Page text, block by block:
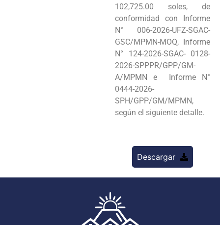
102,725.00 soles, de
conformidad con Informe
N° 006-2026-UFZ-SGAC-
GSC/MPMN-MOQ, Informe
N° 124-2026-SGAC- 0128-
2026-SPPPR/GPP/GM-
A/MPMN e Informe N°
0444-2026-
SPH/GPP/GM/MPMN,
según el siguiente detalle.
Descargar